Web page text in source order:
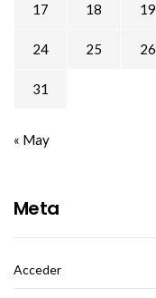
17 18 19
24 25 26
31
« May
Meta
Acceder